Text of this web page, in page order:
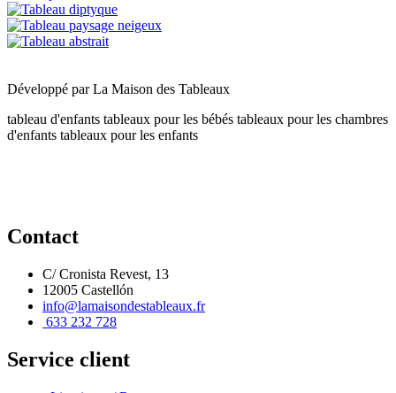
Développé parLa Maison des Tableaux
tableau d'enfants tableaux pour les bébés tableaux pour les chambres
d'enfants tableaux pour les enfants
Contact
C/ Cronista Revest, 13
12005 Castellón
info@lamaisondestableaux.fr
633 232 728
Service client